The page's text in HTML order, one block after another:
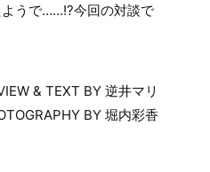
ようで……!?今回の対談で
& TEXT BY 逆井マリ
BY 堀内彩香